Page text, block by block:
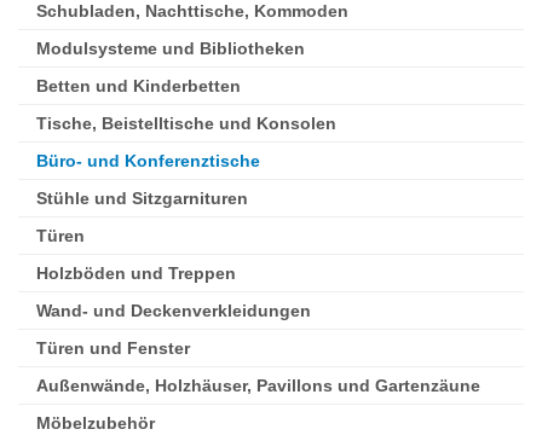
Schubladen, Nachttische, Kommoden
Modulsysteme und Bibliotheken
Betten und Kinderbetten
Tische, Beistelltische und Konsolen
Büro- und Konferenztische
Stühle und Sitzgarnituren
Türen
Holzböden und Treppen
Wand- und Deckenverkleidungen
Türen und Fenster
Außenwände, Holzhäuser, Pavillons und Gartenzäune
Möbelzubehör